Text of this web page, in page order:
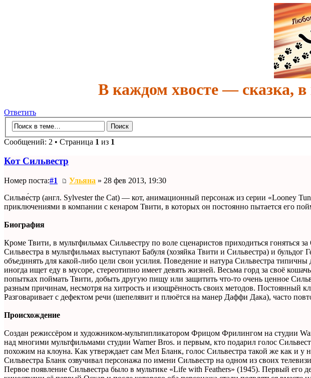
В каждом хвосте — сказка,
Ответить
Сообщений: 2 • Страница 1 из 1
Кот Сильвестр
Номер поста:#1 Ульяна » 28 фев 2013, 19:30
Сильве́стр (англ. Sylvester the Cat) — кот, анимационный персонаж из серии «Looney
приключениями в компании с кенаром Твити, в которых он постоянно пытается его
Биография
Кроме Твити, в мультфильмах Сильвестру по воле сценаристов приходиться
Сильвестра в мультфильмах выступают Бабуля (хозяйка Твити и Сильвестра) и
объединять для какой-либо цели свои усилия. Поведение и натура Сильвестра
иногда ищет еду в мусоре, стереотипно имеет девять жизней. Весьма горд за своё
попытках поймать Твити, добыть другую пищу или защитить что-то очень ценное
разным причинам, несмотря на хитрость и изощрённость своих методов. Постоянный
Разговаривает с дефектом речи (шепелявит и плюётся на манер Даффи Дака), часто
Происхождение
Создан режиссёром и художником-мультипликатором Фрицом Фрилингом на студии
над многими мультфильмами студии Warner Bros. и первым, кто подарил голос
похожим на клоуна. Как утверждает сам Мел Бланк, голос Сильвестра такой же как и
Сильвестра Бланк озвучивал персонажа по имени Сильвестр на одном из своих
Первое появление Сильвестра было в мультике «Life with Feathers» (1945). Первый